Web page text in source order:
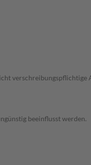
beeinflusst werden.